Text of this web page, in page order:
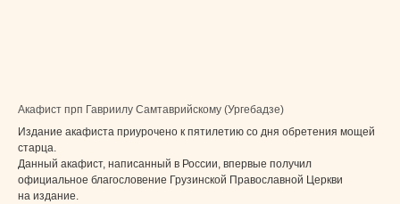
Акафист прп Гавриилу Самтаврийскому (Ургебадзе)
Издание акафиста приурочено к пятилетию со дня обретения мощей
старца.
Данный акафист, написанный в России, впервые получил
официальное благословение Грузинской Православной Церкви
на издание.